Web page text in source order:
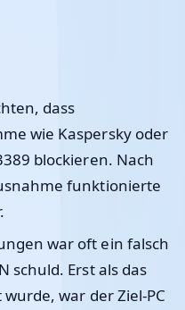
dass
wie Kaspersky oder
blockieren. Nach
funktionierte
war oft ein falsch
schuld. Erst als das
war der Ziel-PC